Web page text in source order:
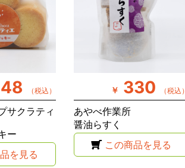
（税込）
サクラティ
ー
を見る
￥ 330 （税込）
あやべ作業所
醤油らすく
この商品を見る